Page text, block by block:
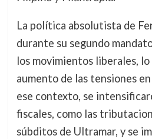
La política absolutista de
durante su segundo
los movimientos liberales, lo
aumento de las tensiones
ese contexto, se
fiscales, como las
súbditos de Ultramar, y se